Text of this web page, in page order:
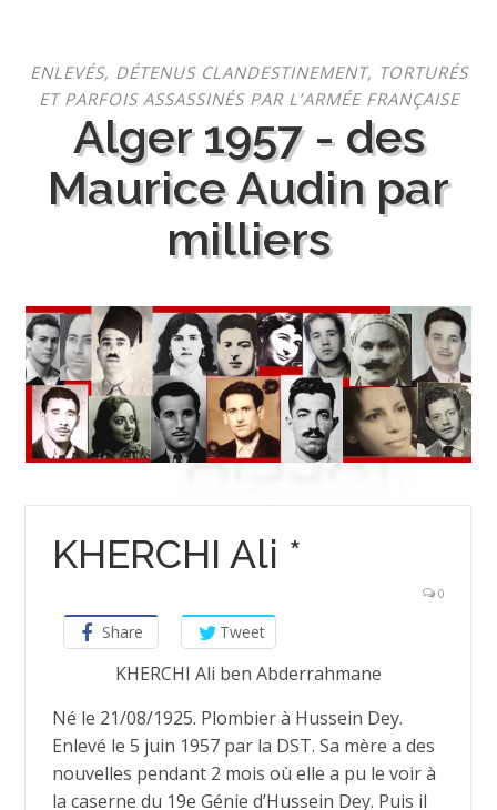
contenu
ENLEVÉS, DÉTENUS CLANDESTINEMENT, TORTURÉS
ET PARFOIS ASSASSINÉS PAR L’ARMÉE FRANÇAISE
Alger 1957 - des
Maurice Audin par
milliers
KHERCHI Ali *
0
Share Tweet
KHERCHI Ali ben Abderrahmane
Né le 21/08/1925. Plombier à Hussein Dey.
Enlevé le 5 juin 1957 par la DST. Sa mère a des
nouvelles pendant 2 mois où elle a pu le voir à
la caserne du 19e Génie d’Hussein Dey. Puis il